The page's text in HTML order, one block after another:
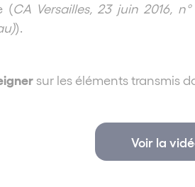
(CA Versailles, 23 juin 2016,
).
sur les éléments transmis
Voir la